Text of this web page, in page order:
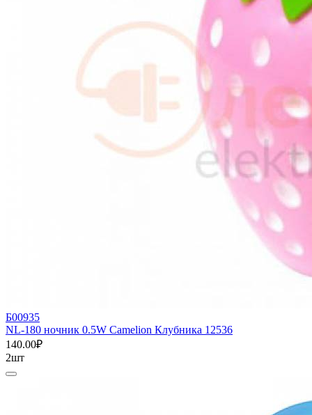
Б00935
NL-180 ночник 0.5W Camelion Клубника 12536
140.00₽
2шт